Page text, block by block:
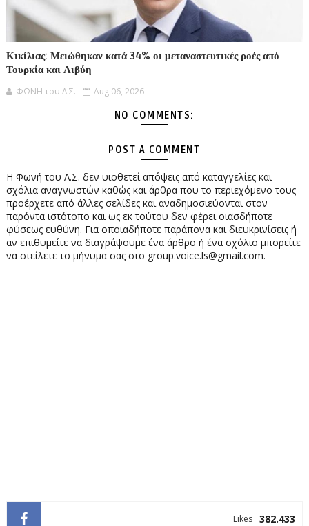
Κικίλιας: Μειώθηκαν κατά 34% οι μεταναστευτικές ροές από
Τουρκία και Λιβύη
ΦΩΝΗ του Λ.Σ. Aug 06, 2026
NO COMMENTS:
POST A COMMENT
Η Φωνή του Λ.Σ. δεν υιοθετεί απόψεις από καταγγελίες και
σχόλια αναγνωστών καθώς και άρθρα που το περιεχόμενο τους
προέρχετε από άλλες σελίδες και αναδημοσιεύονται στον
παρόντα ιστότοπο και ως εκ τούτου δεν φέρει οιασδήποτε
φύσεως ευθύνη. Για οποιαδήποτε παράπονα και διευκρινίσεις ή
αν επιθυμείτε να διαγράψουμε ένα άρθρο ή ένα σχόλιο μπορείτε
να στείλετε το μήνυμα σας στο group.voice.ls@gmail.com.
382.433
Likes